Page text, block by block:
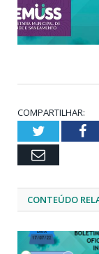
COMPARTILHAR:
Twitter
Email
CONTEÚDO